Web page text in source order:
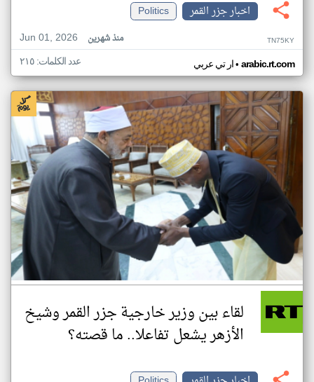
اخبار جزر القمر
Politics
Jun 01, 2026
منذ شهرين TN75KY
ار تي عربي• arabic.rt.com عدد الكلمات: ٢١٥
لقاء بين وزير خارجية جزر القمر وشيخ
الأزهر يشعل تفاعلا.. ما قصته؟